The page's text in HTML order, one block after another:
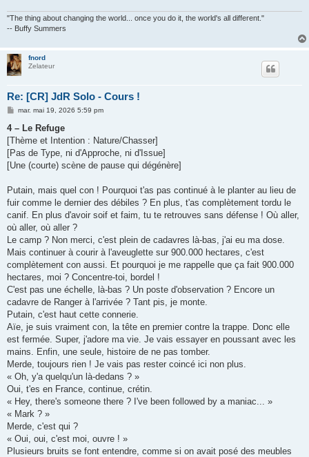
"The thing about changing the world... once you do it, the world's all different."
-- Buffy Summers
fnord
Zelateur
Re: [CR] JdR Solo - Cours !
M
a
g
mar. mai 19, 2026 5:59 pm
4 – Le Refuge
[Thème et Intention : Nature/Chasser]
[Pas de Type, ni d'Approche, ni d'Issue]
[Une (courte) scène de pause qui dégénère]
Putain, mais quel con ! Pourquoi t'as pas continué à le planter au lieu de
fuir comme le dernier des débiles ? En plus, t'as complètement tordu le
canif. En plus d'avoir soif et faim, tu te retrouves sans défense ! Où aller,
où aller, où aller ?
Le camp ? Non merci, c'est plein de cadavres là-bas, j'ai eu ma dose.
Mais continuer à courir à l'aveuglette sur 900.000 hectares, c'est
complètement con aussi. Et pourquoi je me rappelle que ça fait 900.000
hectares, moi ? Concentre-toi, bordel !
C'est pas une échelle, là-bas ? Un poste d'observation ? Encore un
cadavre de Ranger à l'arrivée ? Tant pis, je monte.
Putain, c'est haut cette connerie.
Aïe, je suis vraiment con, la tête en premier contre la trappe. Donc elle
est fermée. Super, j'adore ma vie. Je vais essayer en poussant avec les
mains. Enfin, une seule, histoire de ne pas tomber.
Merde, toujours rien ! Je vais pas rester coincé ici non plus.
« Oh, y'a quelqu'un là-dedans ? »
Oui, t'es en France, continue, crétin.
« Hey, there's someone there ? I've been followed by a maniac... »
« Mark ? »
Merde, c'est qui ?
« Oui, oui, c'est moi, ouvre ! »
Plusieurs bruits se font entendre, comme si on avait posé des meubles